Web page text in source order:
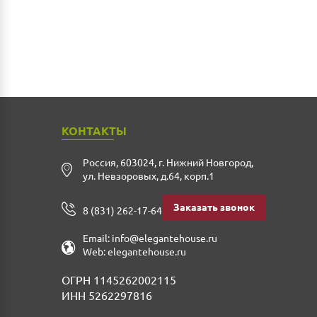
КОНТАКТЫ
Россия, 603024, г. Нижний Новгород,
ул. Невзоровых, д.64, корп.1
8 (831) 262-17-64 Заказать звонок
Email: info@elegantehouse.ru
Web:elegantehouse.ru
ОГРН 1145262002115
ИНН 5262297816